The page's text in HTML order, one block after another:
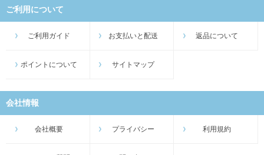
ご利用について
ご利用ガイド お支払いと配送 返品について
ポイントについて サイトマップ
会社情報
会社概要 プライバシー 利用規約